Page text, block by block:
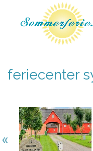
feriecenter